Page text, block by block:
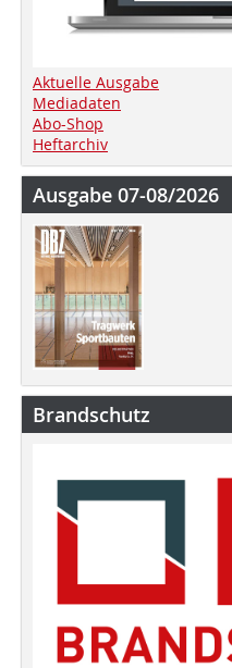
Aktuelle Ausgabe
Mediadaten
Abo-Shop
Heftarchiv
Ausgabe 07-08/2026
Brandschutz